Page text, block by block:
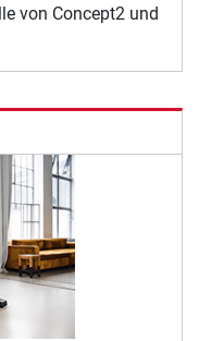
von Concept2 und